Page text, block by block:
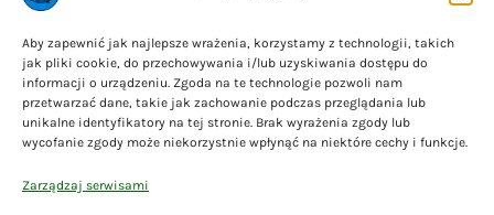
Aby zapewnić jak najlepsze wrażenia, korzystamy z technologii, takich
jak pliki cookie, do przechowywania i/lub uzyskiwania dostępu do
informacji o urządzeniu. Zgoda na te technologie pozwoli nam
przetwarzać dane, takie jak zachowanie podczas przeglądania lub
unikalne identyfikatory na tej stronie. Brak wyrażenia zgody lub
wycofanie zgody może niekorzystnie wpłynąć na niektóre cechy i funkcje.
Zarządzaj serwisami
OPEN Liniewo FESTIVAL